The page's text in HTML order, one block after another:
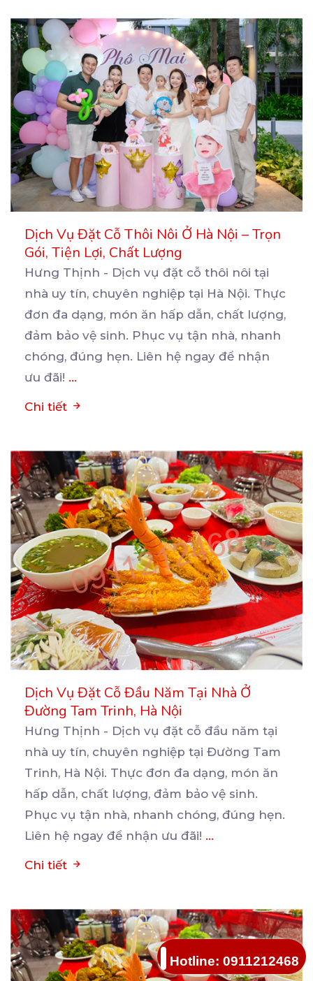
Dịch Vụ Đặt Cỗ Thôi Nôi Ở Hà Nội – Trọn
Gói, Tiện Lợi, Chất Lượng
Hưng Thịnh - Dịch vụ đặt cỗ thôi nôi tại
nhà uy tín, chuyên nghiệp tại Hà Nội. Thực
đơn đa dạng, món ăn hấp dẫn, chất lượng,
đảm bảo vệ sinh. Phục vụ tận nhà, nhanh
chóng, đúng hẹn. Liên hệ ngay để nhận
ưu đãi! ...
Chi tiết
Dịch Vụ Đặt Cỗ Đầu Năm Tại Nhà Ở
Đường Tam Trinh, Hà Nội
Hưng Thịnh - Dịch vụ đặt cỗ đầu năm tại
nhà uy tín, chuyên nghiệp tại Đường Tam
Trinh, Hà Nội. Thực đơn đa dạng, món ăn
hấp dẫn, chất lượng, đảm bảo vệ sinh.
Phục vụ tận nhà, nhanh chóng, đúng hẹn.
Liên hệ ngay để nhận ưu đãi! ...
Chi tiết
Hotline: 0911212468